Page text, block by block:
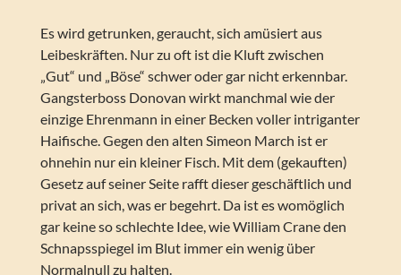
Es wird getrunken, geraucht, sich amüsiert aus
Leibeskräften. Nur zu oft ist die Kluft zwischen
„Gut“ und „Böse“ schwer oder gar nicht erkennbar.
Gangsterboss Donovan wirkt manchmal wie der
einzige Ehrenmann in einer Becken voller intriganter
Haifische. Gegen den alten Simeon March ist er
ohnehin nur ein kleiner Fisch. Mit dem (gekauften)
Gesetz auf seiner Seite rafft dieser geschäftlich und
privat an sich, was er begehrt. Da ist es womöglich
gar keine so schlechte Idee, wie William Crane den
Schnapsspiegel im Blut immer ein wenig über
Normalnull zu halten.